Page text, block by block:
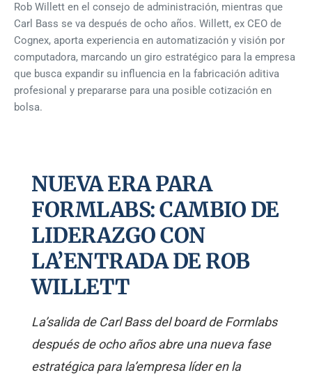
Rob Willett en el consejo de administración, mientras que
Carl Bass se va después de ocho años. Willett, ex CEO de
Cognex, aporta experiencia en automatización y visión por
computadora, marcando un giro estratégico para la empresa
que busca expandir su influencia en la fabricación aditiva
profesional y prepararse para una posible cotización en
bolsa.
NUEVA ERA PARA
FORMLABS: CAMBIO DE
LIDERAZGO CON
LA’ENTRADA DE ROB
WILLETT
La’salida de Carl Bass del board de Formlabs
después de ocho años abre una nueva fase
estratégica para la’empresa líder en la